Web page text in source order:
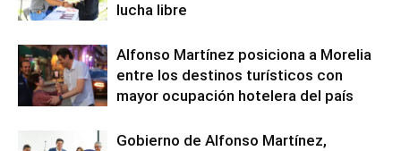
lucha libre
Alfonso Martínez posiciona a Morelia
entre los destinos turísticos con
mayor ocupación hotelera del país
Gobierno de Alfonso Martínez,